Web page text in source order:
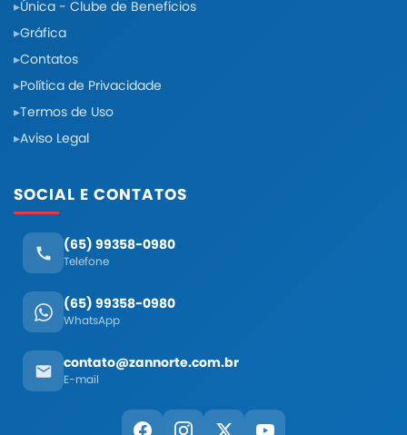
Única - Clube de Benefícios
Gráfica
Contatos
Política de Privacidade
Termos de Uso
Aviso Legal
SOCIAL E CONTATOS
(65) 99358-0980
Telefone
(65) 99358-0980
WhatsApp
contato@zannorte.com.br
E-mail